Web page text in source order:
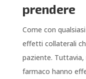
prendere
Come con
effetti collaterali
paziente.
farmaco hanno